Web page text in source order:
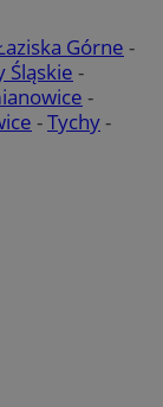
Górne -
Śląskie -
-
-Tychy-